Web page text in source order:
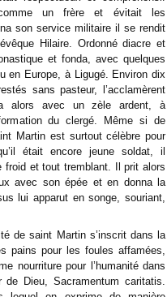
un frère et évitait les
son service militaire il se rendit
Hilaire. Ordonné diacre et
et fonda, avec quelques
en Europe, à Ligugé. Environ dix
sans pasteur, l’acclamèrent
alors avec un zèle ardent, à
du clergé. Même si de
Martin est surtout célèbre pour
était encore jeune soldat, il
froid et tout tremblant. Il prit alors
avec son épée et en donna la
lui apparut en songe, souriant,
de saint Martin s’inscrit dans la
pains pour les foules affamées,
nourriture pour l’humanité dans
de Dieu, Sacramentum caritatis.